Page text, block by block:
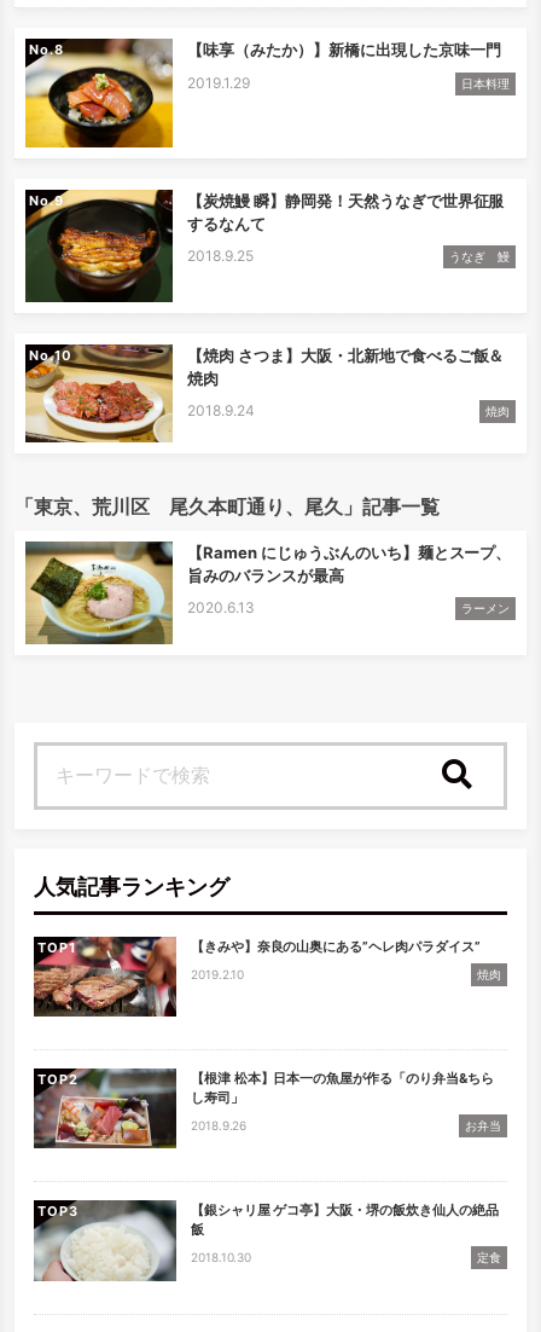
No. 【味享（みたか）】新橋に出現した京味一門
2019.1.29 日本料理
No.
【炭焼鰻 瞬】静岡発！天然うなぎで世界征服
するなんて
2018.9.25 うなぎ 鰻
No.
【焼肉 さつま】大阪・北新地で食べるご飯＆
焼肉
2018.9.24 焼肉
「東京、荒川区 尾久本町通り、尾久」記事一覧
【Ramen にじゅうぶんのいち】麺とスープ、
旨みのバランスが最高
2020.6.13 ラーメン
人気記事ランキング
TOP 【きみや】奈良の山奥にある”ヘレ肉パラダイス”
2019.2.10 焼肉
TOP
【根津 松本】日本一の魚屋が作る「のり弁当&ちら
し寿司」
2018.9.26 お弁当
TOP
【銀シャリ屋 ゲコ亭】大阪・堺の飯炊き仙人の絶品
飯
2018.10.30 定食